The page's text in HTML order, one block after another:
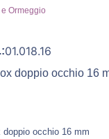
Ormeggio
01.018.16
doppio occhio 16
doppio occhio 16 mm